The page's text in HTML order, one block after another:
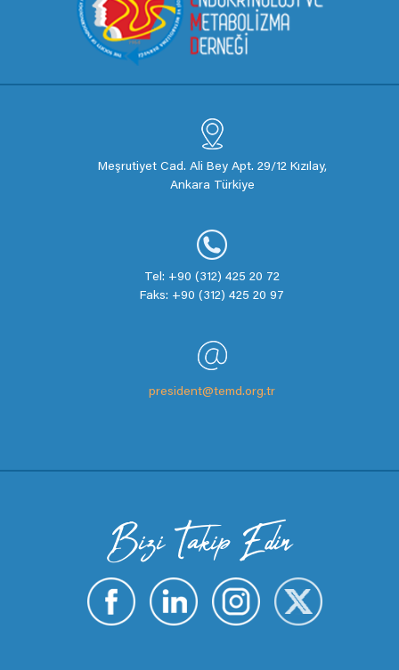
Meşrutiyet Cad. Ali Bey Apt. 29/12 Kızılay,
Ankara Türkiye
Tel: +90 (312) 425 20 72
Faks: +90 (312) 425 20 97
president@temd.org.tr
Bizi Takip Edin